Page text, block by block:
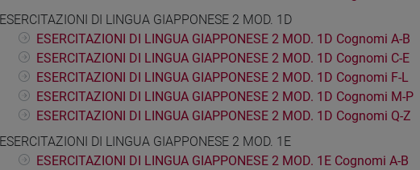
ESERCITAZIONI DI LINGUA GIAPPONESE 2 MOD. 1D
ESERCITAZIONI DI LINGUA GIAPPONESE 2 MOD. 1D Cognomi A-B
ESERCITAZIONI DI LINGUA GIAPPONESE 2 MOD. 1D Cognomi C-E
ESERCITAZIONI DI LINGUA GIAPPONESE 2 MOD. 1D Cognomi F-L
ESERCITAZIONI DI LINGUA GIAPPONESE 2 MOD. 1D Cognomi M-P
ESERCITAZIONI DI LINGUA GIAPPONESE 2 MOD. 1D Cognomi Q-Z
ESERCITAZIONI DI LINGUA GIAPPONESE 2 MOD. 1E
ESERCITAZIONI DI LINGUA GIAPPONESE 2 MOD. 1E Cognomi A-B